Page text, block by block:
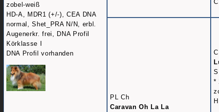
zobel-weiß
HD-A, MDR1 (+/-), CEA DNA
normal, Shet_PRA N/N, erbl.
Augenerkr. frei, DNA Profil
Körklasse I
DNA Profil vorhanden
PL Ch
Caravan Oh La La
*